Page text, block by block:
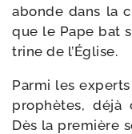
abonde dans la
que le Pape bat
trine de l’Église.
Parmi les
pro­phètes, déjà
Dès la pre­mière